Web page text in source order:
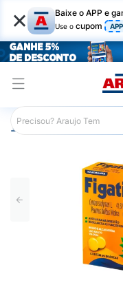
× Baixe o APP e
Use o cupom
Araujo